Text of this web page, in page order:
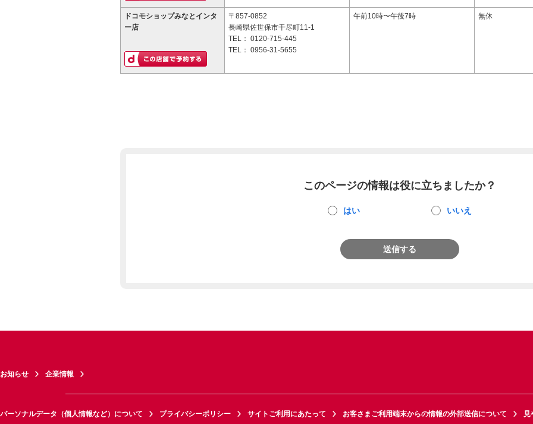
ドコモショップみなとインタ
ー店
〒857-0852
長崎県佐世保市干尽町11-1
TEL： 0120-715-445
TEL： 0956-31-5655
午前10時〜午後7時 無休
このページの情報は役に立ちましたか？
はい いいえ
送信する
お知らせ 企業情報
パーソナルデータ（個人情報など）について プライバシーポリシー サイトご利用にあたって お客さまご利用端末からの情報の外部送信について 見